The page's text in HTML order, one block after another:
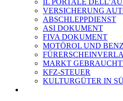
IL PORTALE
VERSICHERUNG
ABSCHLEPPDIENST
ASI DOKUMENT
FIVA DOKUMENT
MOTÖROL UND
MARKT
KFZ-STEUER
KULTURGÜTER IN